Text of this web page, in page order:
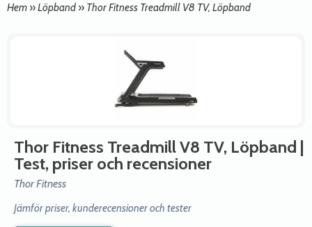
Hem »Löpband » Thor Fitness Treadmill V8 TV, Löpband
Thor Fitness Treadmill V8 TV, Löpband |
Test, priser och recensioner
Thor Fitness
Jämför priser, kunderecensioner och tester